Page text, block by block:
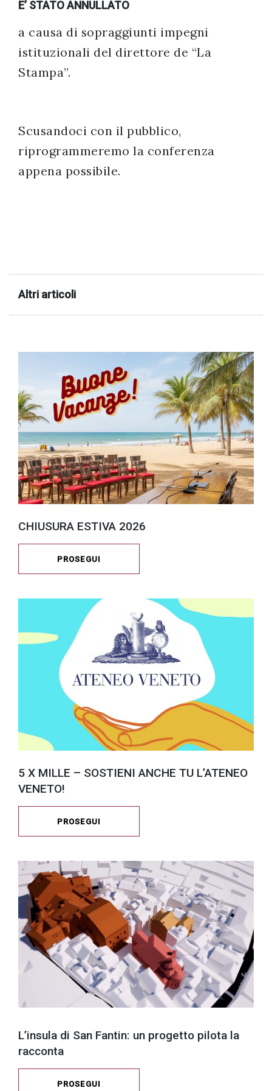
E’ STATO ANNULLATO
a causa di sopraggiunti impegni
istituzionali del direttore de “La
Stampa”.
Scusandoci con il pubblico,
riprogrammeremo la conferenza
appena possibile.
Altri articoli
CHIUSURA ESTIVA 2026
PROSEGUI
5 X MILLE – SOSTIENI ANCHE TU L’ATENEO
VENETO!
PROSEGUI
L’insula di San Fantin: un progetto pilota la
racconta
PROSEGUI